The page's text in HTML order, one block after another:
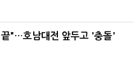
"…호남대전 앞두고 '충돌'